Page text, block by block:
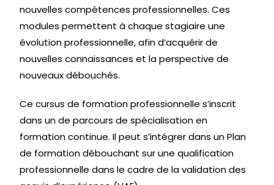
nouvelles compétences professionnelles. Ces
modules permettent à chaque stagiaire une
évolution professionnelle, afin d’acquérir de
nouvelles connaissances et la perspective de
nouveaux débouchés.
Ce cursus de formation professionnelle s’inscrit
dans un de parcours de spécialisation en
formation continue. Il peut s’intégrer dans un Plan
de formation débouchant sur une qualification
professionnelle dans le cadre de la validation des